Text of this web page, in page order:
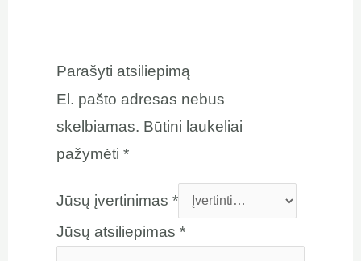
Parašyti atsiliepimą
El. pašto adresas nebus
skelbiamas. Būtini laukeliai
pažymėti *
Jūsų įvertinimas *
Jūsų atsiliepimas *